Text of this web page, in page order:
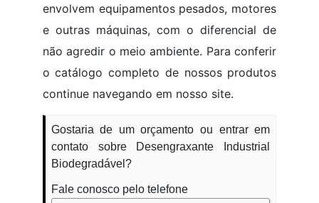
envolvem equipamentos pesados, motores
e outras máquinas, com o diferencial de
não agredir o meio ambiente. Para conferir
o catálogo completo de nossos produtos
continue navegando em nosso site.
Gostaria de um orçamento ou entrar em
contato sobre Desengraxante Industrial
Biodegradável?
Fale conosco pelo telefone